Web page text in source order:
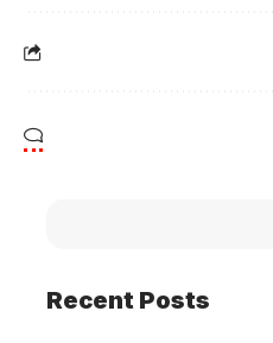
Recent Posts